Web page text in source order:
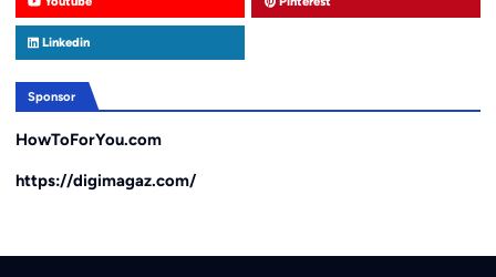
Linkedin
Sponsor
HowToForYou.com
https://digimagaz.com/